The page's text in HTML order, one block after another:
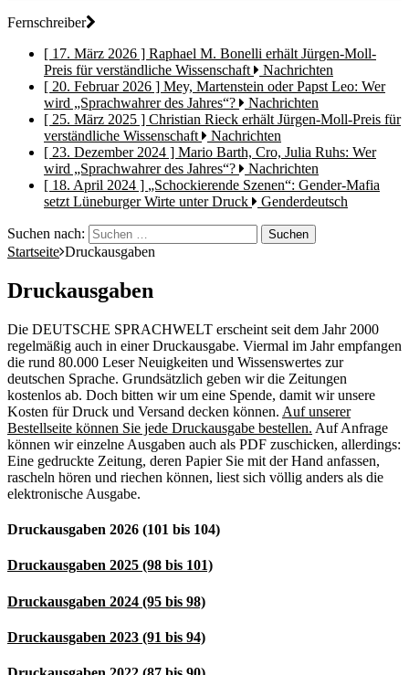
Fernschreiber
[ 17. März 2026 ] Raphael M. Bonelli erhält Jürgen-Moll-
Preis für verständliche Wissenschaft
Nachrichten
[ 20. Februar 2026 ] Mey, Martenstein oder Papst Leo: Wer
wird „Sprachwahrer des Jahres“?
Nachrichten
[ 25. März 2025 ] Christian Rieck erhält Jürgen-Moll-Preis für
verständliche Wissenschaft
Nachrichten
[ 23. Dezember 2024 ] Mario Barth, Cro, Julia Ruhs: Wer
wird „Sprachwahrer des Jahres“?
Nachrichten
[ 18. April 2024 ] „Schockierende Szenen“: Gender-Mafia
setzt Lüneburger Wirte unter Druck
Genderdeutsch
Suchen nach:
Startseite Druckausgaben
Druckausgaben
Die DEUTSCHE SPRACHWELT erscheint seit dem Jahr 2000
regelmäßig auch in einer Druckausgabe. Viermal im Jahr empfangen
die rund 80.000 Leser Neuigkeiten und Wissenswertes zur
deutschen Sprache. Grundsätzlich geben wir die Zeitungen
kostenlos ab. Doch bitten wir um eine Spende, damit wir unsere
Kosten für Druck und Versand decken können. Auf unserer
Bestellseite können Sie jede Druckausgabe bestellen. Auf Anfrage
können wir einzelne Ausgaben auch als PDF zuschicken, allerdings:
Eine gedruckte Zeitung, deren Papier Sie mit der Hand anfassen,
rascheln hören und riechen können, liest sich völlig anders als die
elektronische Ausgabe.
Druckausgaben 2026 (101 bis 104)
Druckausgaben 2025 (98 bis 101)
Druckausgaben 2024 (95 bis 98)
Druckausgaben 2023 (91 bis 94)